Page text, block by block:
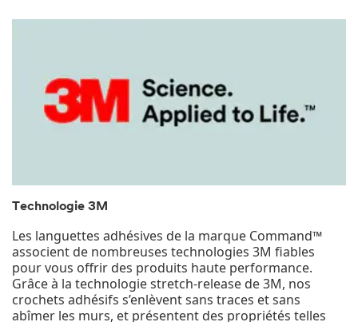
Technologie 3M
Les languettes adhésives de la marque Command™
associent de nombreuses technologies 3M fiables
pour vous offrir des produits haute performance.
Grâce à la technologie stretch-release de 3M, nos
crochets adhésifs s’enlèvent sans traces et sans
abîmer les murs, et présentent des propriétés telles